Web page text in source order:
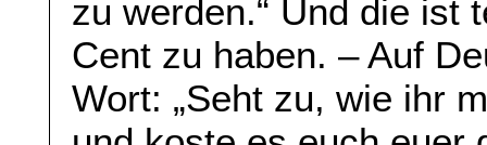
zu werden.“ Und die ist
Cent zu haben. – Auf
Wort: „Seht zu, wie ihr